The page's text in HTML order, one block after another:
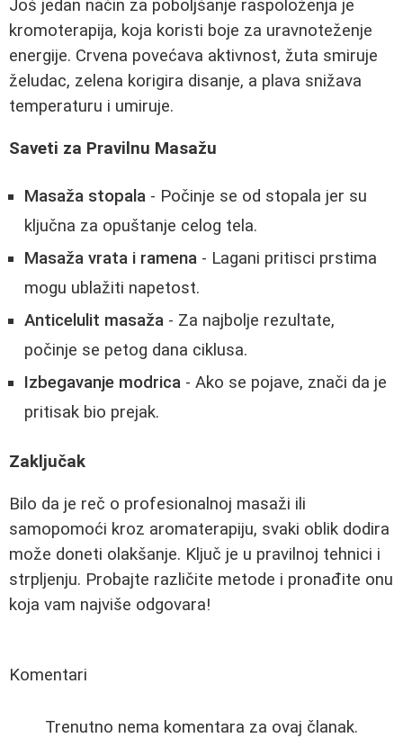
Još jedan način za poboljšanje raspoloženja je
kromoterapija, koja koristi boje za uravnoteženje
energije. Crvena povećava aktivnost, žuta smiruje
želudac, zelena korigira disanje, a plava snižava
temperaturu i umiruje.
Saveti za Pravilnu Masažu
Masaža stopala - Počinje se od stopala jer su
ključna za opuštanje celog tela.
Masaža vrata i ramena - Lagani pritisci prstima
mogu ublažiti napetost.
Anticelulit masaža - Za najbolje rezultate,
počinje se petog dana ciklusa.
Izbegavanje modrica - Ako se pojave, znači da je
pritisak bio prejak.
Zaključak
Bilo da je reč o profesionalnoj masaži ili
samopomoći kroz aromaterapiju, svaki oblik dodira
može doneti olakšanje. Ključ je u pravilnoj tehnici i
strpljenju. Probajte različite metode i pronađite onu
koja vam najviše odgovara!
Komentari
Trenutno nema komentara za ovaj članak.